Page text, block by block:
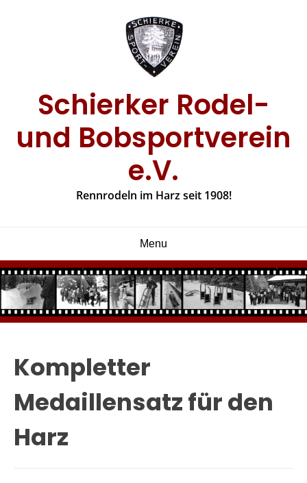
Schierker Rodel-
und Bobsportverein
e.V.
Rennrodeln im Harz seit 1908!
Menu
Kompletter
Medaillensatz für den
Harz